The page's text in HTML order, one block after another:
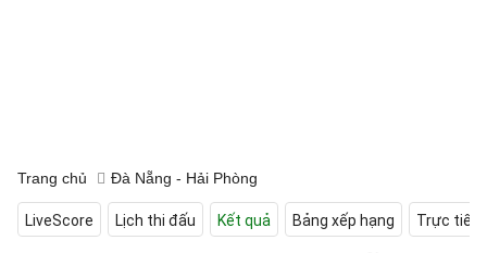
Trang chủ Đà Nẵng - Hải Phòng
LiveScore Lịch thi đấu Kết quả Bảng xếp hạng Trực tiếp